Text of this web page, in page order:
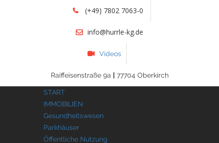
(+49) 7802 7063-0
info@hurrle-kg.de
Videos
Raiffeisenstraße 9a | 77704 Oberkirch
START
IMMOBILIEN
Gesundheitswesen
Parkhäuser
Öffentliche Nutzung